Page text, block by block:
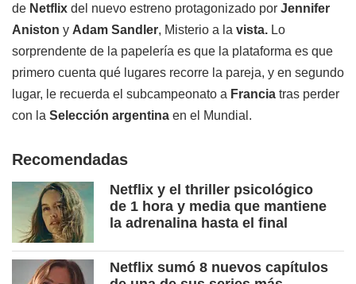
de Netflix del nuevo estreno protagonizado por Jennifer
Aniston y Adam Sandler, Misterio a la vista. Lo
sorprendente de la papelería es que la plataforma es que
primero cuenta qué lugares recorre la pareja, y en segundo
lugar, le recuerda el subcampeonato a Francia tras perder
con la Selección argentina en el Mundial.
Recomendadas
Netflix y el thriller psicológico
de 1 hora y media que mantiene
la adrenalina hasta el final
Netflix sumó 8 nuevos capítulos